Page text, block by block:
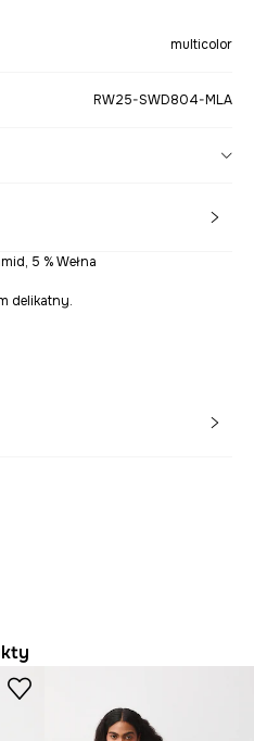
multicolor
RW25-SWD804-MLA
5 % Wełna
delikatny.